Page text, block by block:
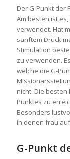
Der G-Punkt der
Am besten ist
verwendet. Hat
sanftem Druck
Stimulation
zu verwenden.
welche die G-
nicht. Die besten
Punktes zu
Besonders
in denen frau
G-Punkt